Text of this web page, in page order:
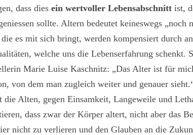
dass dies ein wertvoller Lebensabschnitt ist,
sollte. Altern bedeutet keineswegs „noch
es mit sich bringt, werden kompensiert durch
welche uns die Lebenserfahrung schenkt.
Marie Luise Kaschnitz: „Das Alter ist für
von dem man zugleich weiter und genauer
die Alten, gegen Einsamkeit, Langeweile und
dass zwar der Körper altert, nicht aber das
nicht zu verlieren und den Glauben an die